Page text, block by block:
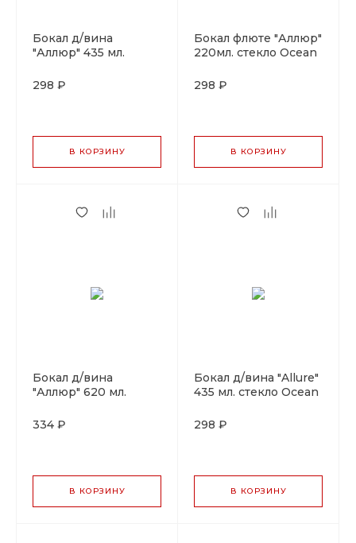
Бокал д/вина
"Аллюр" 435 мл.
298 ₽
В КОРЗИНУ
Бокал флюте "Аллюр"
220мл. стекло Ocean
298 ₽
В КОРЗИНУ
Бокал д/вина
"Аллюр" 620 мл.
334 ₽
В КОРЗИНУ
Бокал д/вина "Allure"
435 мл. стекло Ocean
298 ₽
В КОРЗИНУ